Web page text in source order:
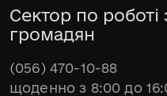
Сектор по роботі
громадян
(056) 470-10-88
щоденно з 8:00 до